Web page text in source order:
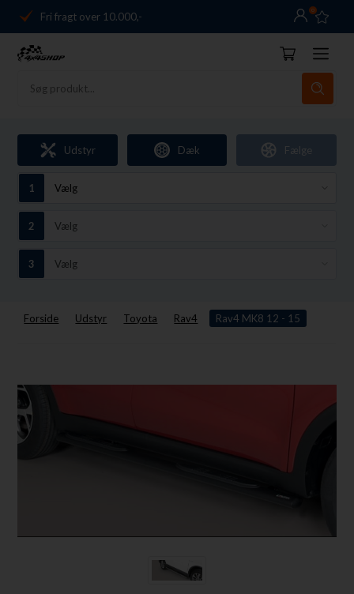
Fri fragt over 10.000,-
Danmarks førende
14 dages returret
Fri fragt over 10.000,-
Danmarks førende
14 dages returret
0
Udstyr Dæk Fælge
Forside Udstyr Toyota Rav4 Rav4 MK8 12 - 15